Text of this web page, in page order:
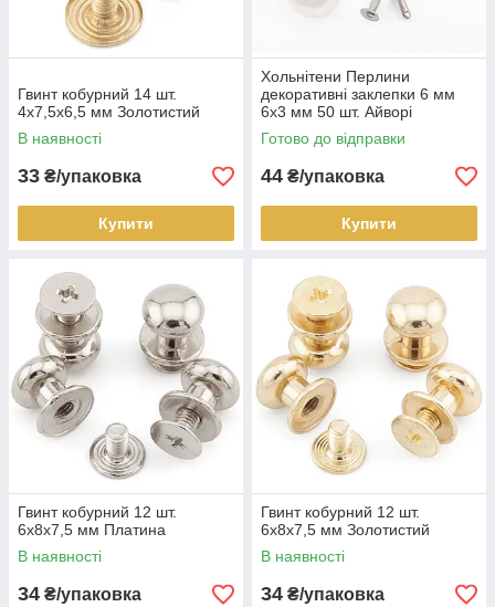
Гвинт кобурний 14 шт.
4х7,5х6,5 мм Золотистий
В наявності
33 ₴/упаковка
Купити
Хольнітени Перлини
декоративні заклепки 6 мм
6х3 мм 50 шт. Айворі
Готово до відправки
44 ₴/упаковка
Купити
Гвинт кобурний 12 шт.
6х8х7,5 мм Платина
В наявності
34 ₴/упаковка
Гвинт кобурний 12 шт.
6х8х7,5 мм Золотистий
В наявності
34 ₴/упаковка